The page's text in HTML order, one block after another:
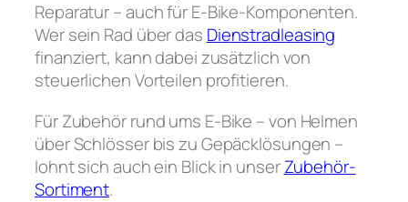
Reparatur – auch für E-Bike-Komponenten.
Wer sein Rad über das Dienstradleasing
finanziert, kann dabei zusätzlich von
steuerlichen Vorteilen profitieren.
Für Zubehör rund ums E-Bike – von Helmen
über Schlösser bis zu Gepäcklösungen –
lohnt sich auch ein Blick in unserZubehör-
Sortiment.